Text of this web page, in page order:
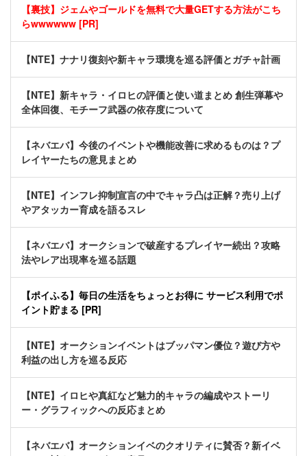
【裏技】ジェムやゴールドを無料で大量GETする方法がこち
らwwwwww [PR]
【NTE】ナナリ復刻や新キャラ環境を巡る評価とガチャ計画
【NTE】新キャラ・イロヒの評価と使い道まとめ 創生弾幕や
全体回復、モチーフ武器の依存度について
【ネバエバ】今後のイベントや機能改善に求めるものは？プ
レイヤーたちの意見まとめ
【NTE】インフレ抑制宣言の中でキャラ凸は正解？売り上げ
やアタッカー育成を語るスレ
【ネバエバ】オークションで破産するプレイヤー続出？攻略
法やレア出現率を巡る話題
【ポイふる】毎日の生活をちょっとお得に サービス利用でポ
イント貯まる [PR]
【NTE】オークションイベントはブッパマン優位？遊び方や
利益の出し方を巡る反応
【NTE】イロヒや真紅など魅力的キャラの編成やストーリ
ー・グラフィックへの反応まとめ
【ネバエバ】オークションイベのクオリティに賛否？新イベ